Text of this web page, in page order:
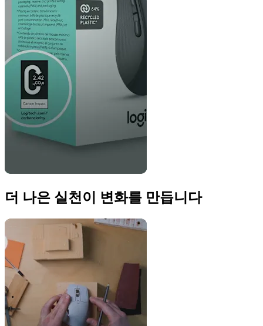
더 나은 실천이 변화를 만듭니다